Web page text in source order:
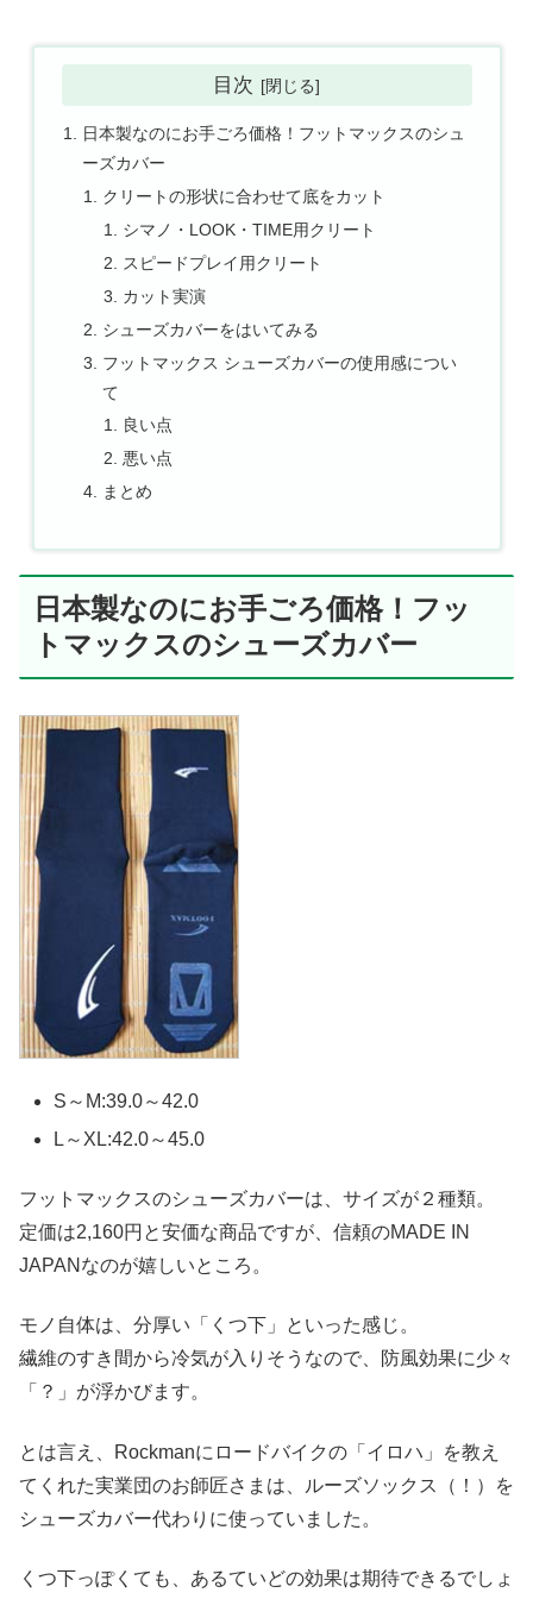
目次
日本製なのにお手ごろ価格！フットマックスのシュ
ーズカバー
クリートの形状に合わせて底をカット
シマノ・LOOK・TIME用クリート
スピードプレイ用クリート
カット実演
シューズカバーをはいてみる
フットマックス シューズカバーの使用感につい
て
良い点
悪い点
まとめ
日本製なのにお手ごろ価格！フッ
トマックスのシューズカバー
S～M:39.0～42.0
L～XL:42.0～45.0
フットマックスのシューズカバーは、サイズが２種類。
定価は2,160円と安価な商品ですが、信頼のMADE IN
JAPANなのが嬉しいところ。
モノ自体は、分厚い「くつ下」といった感じ。
繊維のすき間から冷気が入りそうなので、防風効果に少々
「？」が浮かびます。
とは言え、Rockmanにロードバイクの「イロハ」を教え
てくれた実業団のお師匠さまは、ルーズソックス（！）を
シューズカバー代わりに使っていました。
くつ下っぽくても、あるていどの効果は期待できるでしょ